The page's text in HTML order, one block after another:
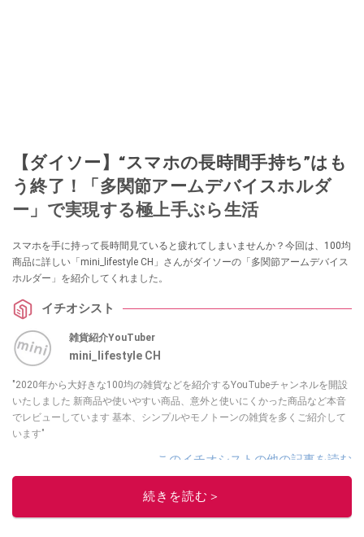
【ダイソー】“スマホの長時間手持ち”はも
う終了！「多関節アームデバイスホルダ
ー」で実現する極上手ぶら生活
スマホを手に持って長時間見ていると疲れてしまいませんか？今回は、100均
商品に詳しい「mini_lifestyle CH」さんがダイソーの「多関節アームデバイス
ホルダー」を紹介してくれました。
イチオシスト
雑貨紹介YouTuber
mini_lifestyle CH
"2020年から大好きな100均の雑貨などを紹介するYouTubeチャンネルを開設
いたしました 新商品や使いやすい商品、意外と使いにくかった商品など本音
でレビューしています 基本、シンプルやモノトーンの雑貨を多くご紹介して
います"
このイチオシストの他の記事を読む
続きを読む＞